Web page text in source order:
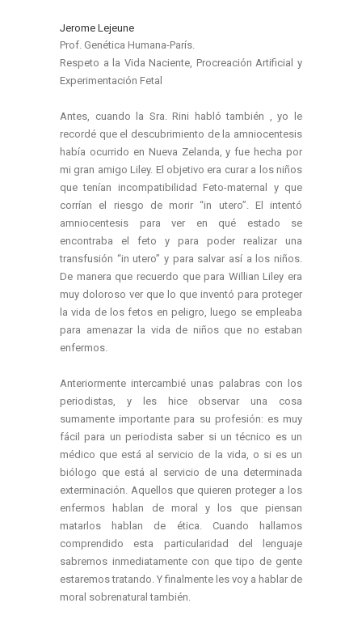
Jerome Lejeune
Prof. Genética Humana-París.
Respeto a la Vida Naciente, Procreación Artificial y
Experimentación Fetal
Antes, cuando la Sra. Rini habló también , yo le
recordé que el descubrimiento de la amniocentesis
había ocurrido en Nueva Zelanda, y fue hecha por
mi gran amigo Liley. El objetivo era curar a los niños
que tenían incompatibilidad Feto-maternal y que
corrían el riesgo de morir “in utero”. El intentó
amniocentesis para ver en qué estado se
encontraba el feto y para poder realizar una
transfusión “in utero” y para salvar así a los niños.
De manera que recuerdo que para Willian Liley era
muy doloroso ver que lo que inventó para proteger
la vida de los fetos en peligro, luego se empleaba
para amenazar la vida de niños que no estaban
enfermos.
Anteriormente intercambié unas palabras con los
periodistas, y les hice observar una cosa
sumamente importante para su profesión: es muy
fácil para un periodista saber si un técnico es un
médico que está al servicio de la vida, o si es un
biólogo que está al servicio de una determinada
exterminación. Aquellos que quieren proteger a los
enfermos hablan de moral y los que piensan
matarlos hablan de ética. Cuando hallamos
comprendido esta particularidad del lenguaje
sabremos inmediatamente con que tipo de gente
estaremos tratando. Y finalmente les voy a hablar de
moral sobrenatural también.